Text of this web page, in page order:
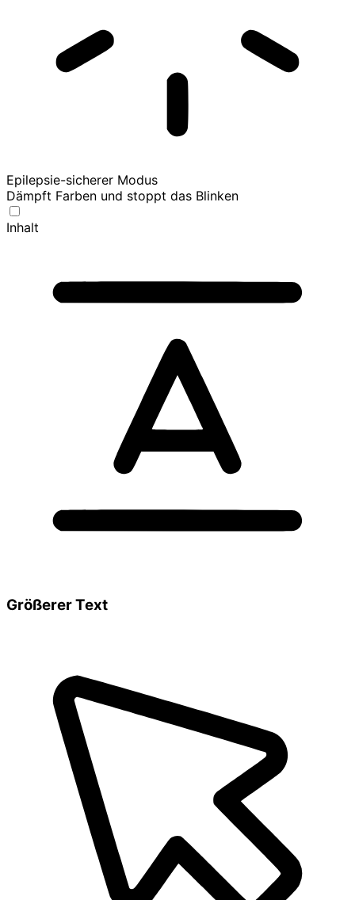
Epilepsie-sicherer Modus
Dämpft Farben und stoppt das Blinken
Inhalt
Größerer Text